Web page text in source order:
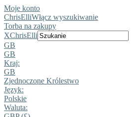
Moje konto
ChrisElliWłącz wyszukiwanie
Torba na zakupy
XChrisElli
GB
GB
Kraj:
GB
Zjednoczone Królestwo
Język:
Polskie
Waluta: